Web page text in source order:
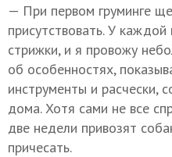
— При первом груминге
присутствовать. У
стрижки, и я провожу
об особенностях,
инструменты и расчески,
дома. Хотя сами не все
две недели привозят
причесать.